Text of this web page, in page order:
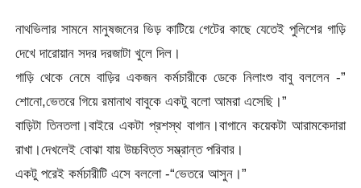
নাথভিলার সামনে মানুষজনের ভিড় কাটিয়ে গেটের কাছে যেতেই পুলিশের গাড়ি
দেখে দারোয়ান সদর দরজাটা খুলে দিল।
গাড়ি থেকে নেমে বাড়ির একজন কর্মচারীকে ডেকে নিলাংশু বাবু বললেন -”
শোনো,ভেতরে গিয়ে রমানাথ বাবুকে একটু বলো আমরা এসেছি।”
বাড়িটা তিনতলা।বাইরে একটা প্রশস্থ বাগান।বাগানে কয়েকটা আরামকেদারা
রাখা।দেখলেই বোঝা যায় উচ্চবিত্ত সম্ভ্রান্ত পরিবার।
একটু পরেই কর্মচারীটি এসে বললো -“ভেতরে আসুন।”